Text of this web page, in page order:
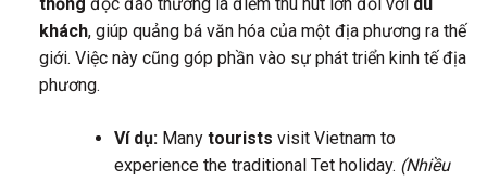
thống độc đáo thường là điểm thu hút lớn đối với du
khách, giúp quảng bá văn hóa của một địa phương ra thế
giới. Việc này cũng góp phần vào sự phát triển kinh tế địa
phương.
Ví dụ:Many tourists visit Vietnam to
experience the traditional Tet holiday. (Nhiều